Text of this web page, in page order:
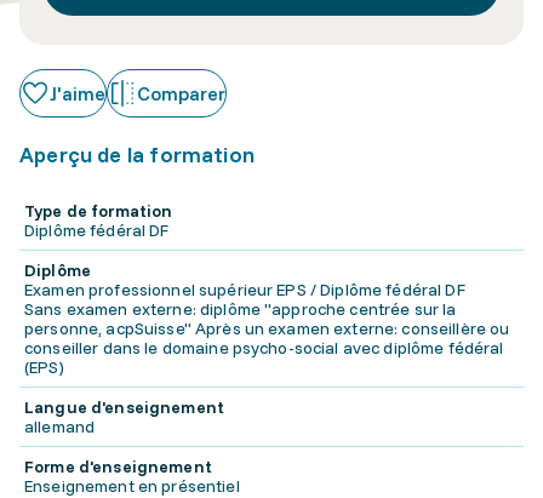
J'aime Comparer
Aperçu de la formation
Type de formation
Diplôme fédéral DF
Diplôme
Examen professionnel supérieur EPS / Diplôme fédéral DF
Sans examen externe: diplôme "approche centrée sur la
personne, acpSuisse" Après un examen externe: conseillère ou
conseiller dans le domaine psycho-social avec diplôme fédéral
(EPS)
Langue d'enseignement
allemand
Forme d'enseignement
Enseignement en présentiel